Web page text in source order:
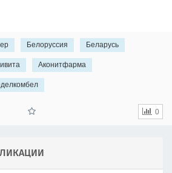
Белоруссия Беларусь
Аконитфарма
0